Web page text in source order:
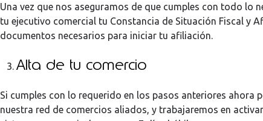
Una vez que nos aseguramos de que cumples con todo lo
tu ejecutivo comercial tu Constancia de Situación Fiscal y
documentos necesarios para iniciar tu afiliación.
Alta de tu comercio
Si cumples con lo requerido en los pasos anteriores ahora
nuestra red de comercios aliados, y trabajaremos en